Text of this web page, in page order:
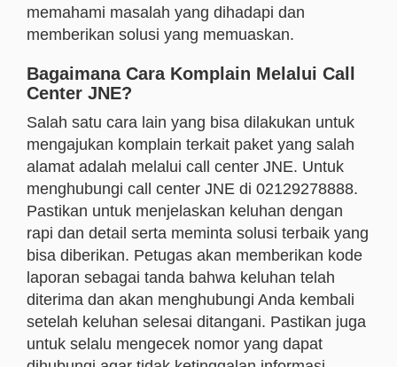
memahami masalah yang dihadapi dan
memberikan solusi yang memuaskan.
Bagaimana Cara Komplain Melalui Call
Center JNE?
Salah satu cara lain yang bisa dilakukan untuk
mengajukan komplain terkait paket yang salah
alamat adalah melalui call center JNE. Untuk
menghubungi call center JNE di 02129278888.
Pastikan untuk menjelaskan keluhan dengan
rapi dan detail serta meminta solusi terbaik yang
bisa diberikan. Petugas akan memberikan kode
laporan sebagai tanda bahwa keluhan telah
diterima dan akan menghubungi Anda kembali
setelah keluhan selesai ditangani. Pastikan juga
untuk selalu mengecek nomor yang dapat